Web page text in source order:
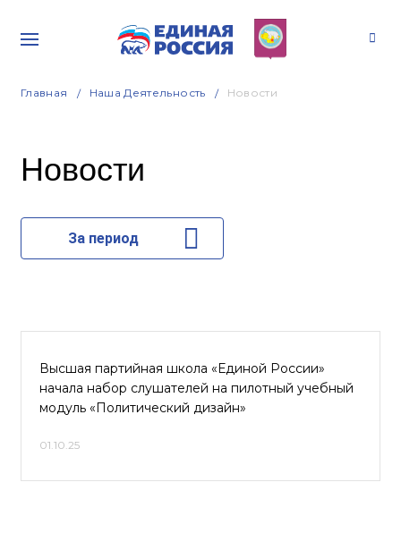
Главная Наша Деятельность Новости
Новости
За период
Высшая партийная школа «Единой России»
начала набор слушателей на пилотный учебный
модуль «Политический дизайн»
01.10.25